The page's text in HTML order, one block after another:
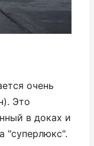
очень
Это
в доках и
"суперлюкс".